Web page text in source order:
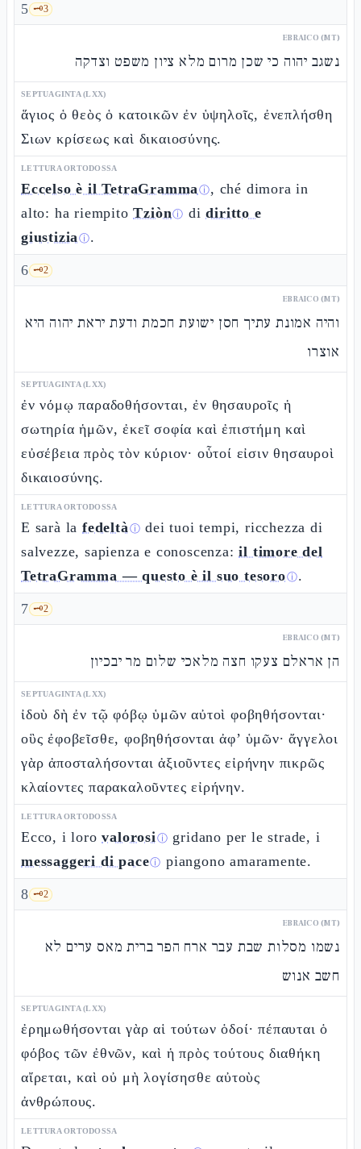
5 🗝️3
EBRAICO (MT)
נשגב יהוה כי שכן מרום מלא ציון משפט וצדקה
SEPTUAGINTA (LXX)
ἅγιος ὁ θεὸς ὁ κατοικῶν ἐν ὑψηλοῖς, ἐνεπλήσθη
Σιων κρίσεως καὶ δικαιοσύνης.
LETTURA ORTODOSSA
Eccelso è il TetraGrammaⓘ, ché dimora in
alto: ha riempitoTziònⓘ didiritto e
giustiziaⓘ.
6 🗝️2
EBRAICO (MT)
והיה אמונת עתיך חסן ישועת חכמת ודעת יראת יהוה היא
אוצרו
SEPTUAGINTA (LXX)
ἐν νόμῳ παραδοθήσονται, ἐν θησαυροῖς ἡ
σωτηρία ἡμῶν, ἐκεῖ σοφία καὶ ἐπιστήμη καὶ
εὐσέβεια πρὸς τὸν κύριον· οὗτοί εἰσιν θησαυροὶ
δικαιοσύνης.
LETTURA ORTODOSSA
E sarà la fedeltàⓘ dei tuoi tempi, ricchezza di
salvezze, sapienza e conoscenza:il timore del
TetraGramma — questo è il suo tesoroⓘ.
7 🗝️2
EBRAICO (MT)
הן אראלם צעקו חצה מלאכי שלום מר יבכיון
SEPTUAGINTA (LXX)
ἰδοὺ δὴ ἐν τῷ φόβῳ ὑμῶν αὐτοὶ φοβηθήσονται·
οὓς ἐφοβεῖσθε, φοβηθήσονται ἀφ’ ὑμῶν· ἄγγελοι
γὰρ ἀποσταλήσονται ἀξιοῦντες εἰρήνην πικρῶς
κλαίοντες παρακαλοῦντες εἰρήνην.
LETTURA ORTODOSSA
Ecco, i lorovalorosiⓘ gridano per le strade, i
messaggeri di paceⓘ piangono amaramente.
8 🗝️2
EBRAICO (MT)
נשמו מסלות שבת עבר ארח הפר ברית מאס ערים לא
חשב אנוש
SEPTUAGINTA (LXX)
ἐρημωθήσονται γὰρ αἱ τούτων ὁδοί· πέπαυται ὁ
φόβος τῶν ἐθνῶν, καὶ ἡ πρὸς τούτους διαθήκη
αἴρεται, καὶ οὐ μὴ λογίσησθε αὐτοὺς
ἀνθρώπους.
LETTURA ORTODOSSA